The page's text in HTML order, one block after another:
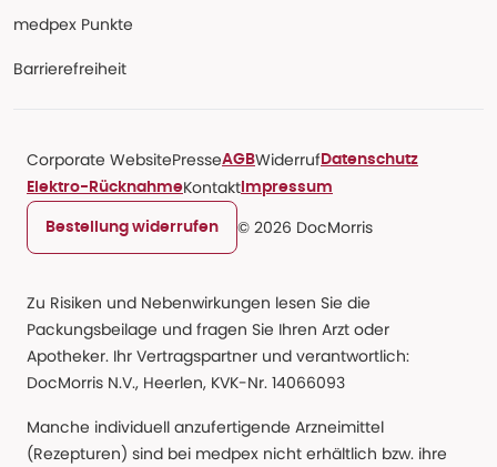
medpex Punkte
Barrierefreiheit
Corporate WebsitePresseAGBWiderruf Datenschutz
Elektro-RücknahmeKontakt Impressum
Bestellung widerrufen © 2026 DocMorris
Zu Risiken und Nebenwirkungen lesen Sie die
Packungsbeilage und fragen Sie Ihren Arzt oder
Apotheker. Ihr Vertragspartner und verantwortlich:
DocMorris N.V., Heerlen, KVK-Nr. 14066093
Manche individuell anzufertigende Arzneimittel
(Rezepturen) sind bei medpex nicht erhältlich bzw. ihre